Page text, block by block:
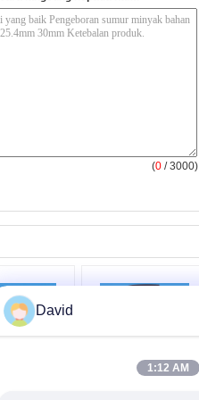
(0 / 3000)
Brake
Oil
Blok Rem Gesekan
David
1:12 AM